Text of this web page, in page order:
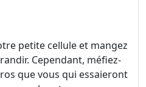
petite cellule et mangez
Cependant, méfiez-
que vous qui essaieront